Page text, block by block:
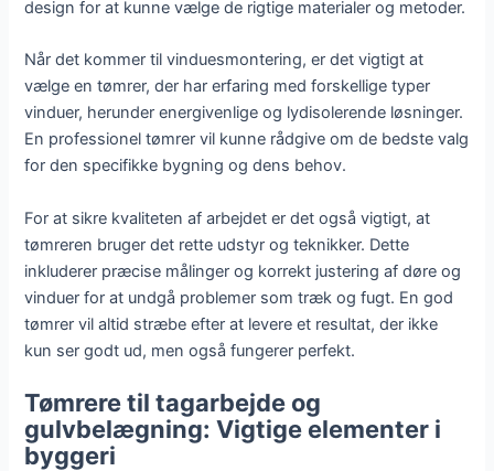
design for at kunne vælge de rigtige materialer og metoder.
Når det kommer til vinduesmontering, er det vigtigt at
vælge en tømrer, der har erfaring med forskellige typer
vinduer, herunder energivenlige og lydisolerende løsninger.
En professionel tømrer vil kunne rådgive om de bedste valg
for den specifikke bygning og dens behov.
For at sikre kvaliteten af arbejdet er det også vigtigt, at
tømreren bruger det rette udstyr og teknikker. Dette
inkluderer præcise målinger og korrekt justering af døre og
vinduer for at undgå problemer som træk og fugt. En god
tømrer vil altid stræbe efter at levere et resultat, der ikke
kun ser godt ud, men også fungerer perfekt.
Tømrere til tagarbejde og
gulvbelægning: Vigtige elementer i
byggeri